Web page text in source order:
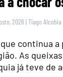
2026 |Tiago Alcobia
continua
As
já teve de